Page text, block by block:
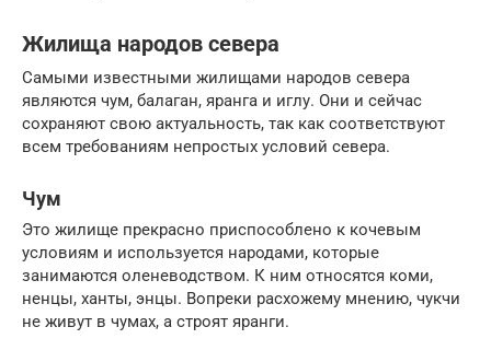
Жилища народов севера
Самыми известными жилищами народов севера
являются чум, балаган, яранга и иглу. Они и сейчас
сохраняют свою актуальность, так как соответствуют
всем требованиям непростых условий севера.
Чум
Это жилище прекрасно приспособлено к кочевым
условиям и используется народами, которые
занимаются оленеводством. К ним относятся коми,
ненцы, ханты, энцы. Вопреки расхожему мнению, чукчи
не живут в чумах, а строят яранги.